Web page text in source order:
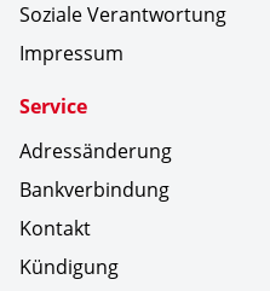
Soziale Verantwortung
Impressum
Service
Adressänderung
Bankverbindung
Kontakt
Kündigung